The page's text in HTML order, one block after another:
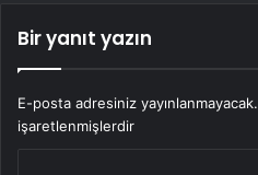
Bir yanıt yazın
E-posta adresiniz yayınlanmayacak.
işaretlenmişlerdir